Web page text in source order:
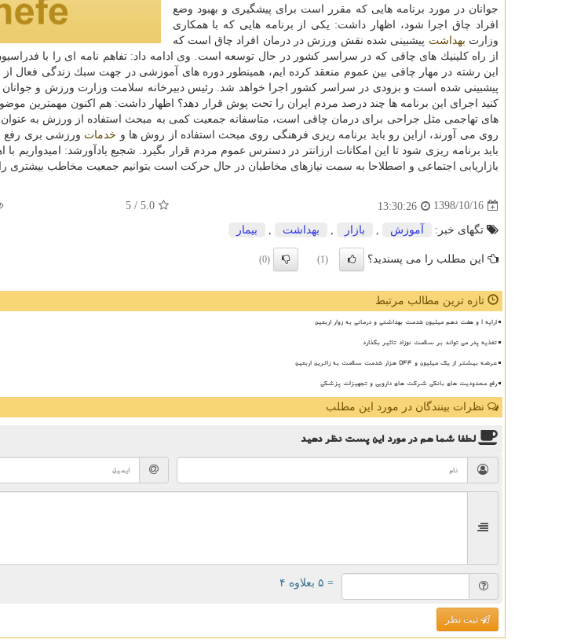
جوانان در مورد برنامه هایی كه مقرر است برای پیشگیری و بهبود وضع
افراد چاق اجرا شود، اظهار داشت: یكی از برنامه هایی كه با همكاری
وزارت بهداشت پیشبینی شده نقش ورزش در درمان افراد چاق است كه
از راه كلینیك های چاقی كه در سراسر كشور در حال توسعه است. وی ادامه داد: تفاهم نامه ای را با
این رشته در مهار چاقی بین عموم منعقد كرده ایم، همینطور دوره های آموزشی در جهت سبك زندگی فعال
پیشبینی شده است و بزودی در سراسر كشور اجرا خواهد شد. رئیس دبیرخانه سلامت وزارت ورزش و
كنید اجرای این برنامه ها چند درصد مردم ایران را تحت پوش قرار دهد؟ اظهار داشت: هم اكنون مهمترین
های تهاجمی مثل جراحی برای درمان چاقی است، متاسفانه جمعیت كمی به مبحث استفاده از ورزش به
روی می آورند، ازاین رو باید برنامه ریزی فرهنگی روی مبحث استفاده از روش ها و خدمات ورزشی بری رفع
باید برنامه ریزی شود تا این امكانات ارزانتر در دسترس عموم مردم قرار بگیرد. شجیع یادآورشد:
بازاریابی اجتماعی و اصطلاحا به سمت نیازهای مخاطبان در حال حركت است بتوانیم جمعیت مخاطب بیشتری
1398/10/16
13:30:26
5.0
/ 5
تگهای خبر: آموزش بازار بهداشت بیمار
این مطلب را می پسندید؟ (1)
(0)
تازه ترین مطالب مرتبط
ارایه ۱ و هفت دهم میلیون خدمت بهداشتی و درمانی به زوار اربعین
تغذیه پدر می تواند بر سلامت نوزاد تاثیر بگذارد
عرضه بیشتر از یک میلیون و ۵۴۴ هزار خدمت سلامت به زائرین اربعین
رفع محدودیت های بانکی شرکت های دارویی و تجهیزات پزشکی
نظرات بینندگان در مورد این مطلب
لطفا شما همدر مورد این پستنظر دهید
= ۵ بعلاوه ۴
ثبت نظر